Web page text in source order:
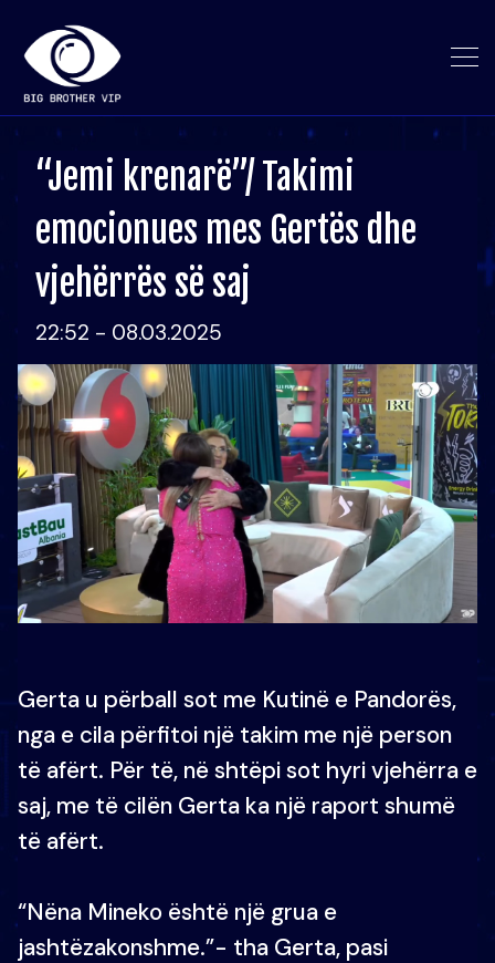
“Jemi krenarë”/ Takimi
emocionues mes Gertës dhe
vjehërrës së saj
22:52 - 08.03.2025
Gerta u përball sot me Kutinë e Pandorës,
nga e cila përfitoi një takim me një person
të afërt. Për të, në shtëpi sot hyri vjehërra e
saj, me të cilën Gerta ka një raport shumë
të afërt.
“Nëna Mineko është një grua e
jashtëzakonshme.”- tha Gerta, pasi